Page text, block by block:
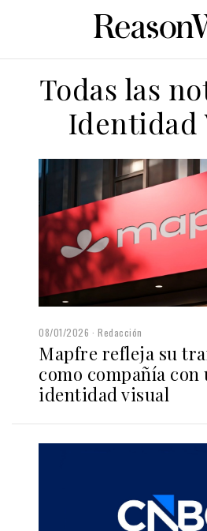
Todas las
Identidad
08/01/2026 Redacción
Mapfre refleja su
como compañía con
identidad visual